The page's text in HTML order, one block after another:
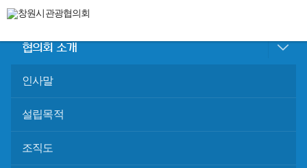
toggle navigation
협의회 소개
인사말
설립목적
조직도